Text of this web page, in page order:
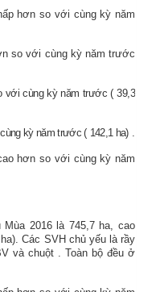
hơn so với cùng kỳ năm
so với cùng kỳ nămtrước
với cùng kỳ năm trước ( 39,3
kỳ nămtrước ( 142,1 ha)
hơn so với cùng kỳ năm
Mùa 2016là 745,7 ha,
cao
ha). Các SVH chủ yếu làrầy
và chuột
. Toàn bộ đều ở